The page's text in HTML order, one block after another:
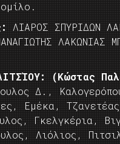
ΛΙΑΡΟΣ ΣΠΥΡΙΔΩΝ
ΛΑΚΩΝΙΑΣ
(Κώστας
Δ.,
Εμέκα,
Γκελγκέρια,
Λιόλιος,